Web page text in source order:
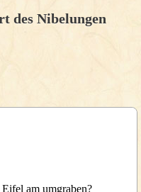
des Nibelungen
am umgraben?